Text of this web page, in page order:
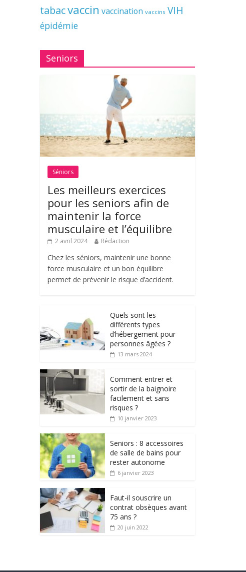
tabacvaccin vaccination vaccins VIH
épidémie
Seniors
Séniors
Les meilleurs exercices
pour les seniors afin de
maintenir la force
musculaire et l’équilibre
2 avril 2024 Rédaction
Chez les séniors, maintenir une bonne
force musculaire et un bon équilibre
permet de prévenir le risque d’accident.
Quels sont les
différents types
d’hébergement pour
personnes âgées ?
13 mars 2024
Comment entrer et
sortir de la baignoire
facilement et sans
risques ?
10 janvier 2023
Seniors : 8 accessoires
de salle de bains pour
rester autonome
6 janvier 2023
Faut-il souscrire un
contrat obsèques avant
75 ans ?
20 juin 2022